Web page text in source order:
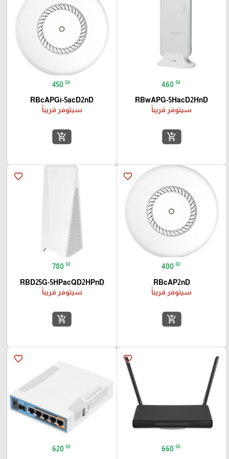
460 ₪
RBwAPG-5HacD2HnD
سيتوفر قريباً
add_shopping_cart
450 ₪
RBcAPGi-5acD2nD
سيتوفر قريباً
add_shopping_cart
favorite_border
400 ₪
RBcAP2nD
سيتوفر قريباً
add_shopping_cart
favorite_border
780 ₪
RBD25G-5HPacQD2HPnD
سيتوفر قريباً
add_shopping_cart
favorite_border
660 ₪
favorite_border
620 ₪